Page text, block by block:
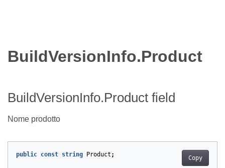
BuildVersionInfo.Product
BuildVersionInfo.Product field
Nome prodotto
Copy
public const string Product ;